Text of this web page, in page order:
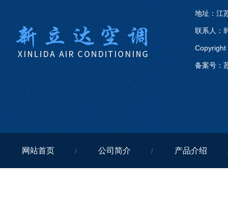
地址：江
联系人：
Copyright
备案号：
网站首页 / 公司简介 / 产品介绍